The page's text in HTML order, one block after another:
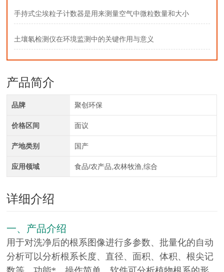
手持式尘埃粒子计数器是用来测量空气中微粒数量和大小
土壤氡检测仪在环境监测中的关键作用与意义
产品简介
品牌 聚创环保
价格区间 面议
产地类别 国产
应用领域 食品/农产品,农林牧渔,综合
详细介绍
一、产品介绍
用于对洗净后的根系图像进行多参数、批量化的自动
分析可以分析根系长度、直径、面积、体积、根尖记